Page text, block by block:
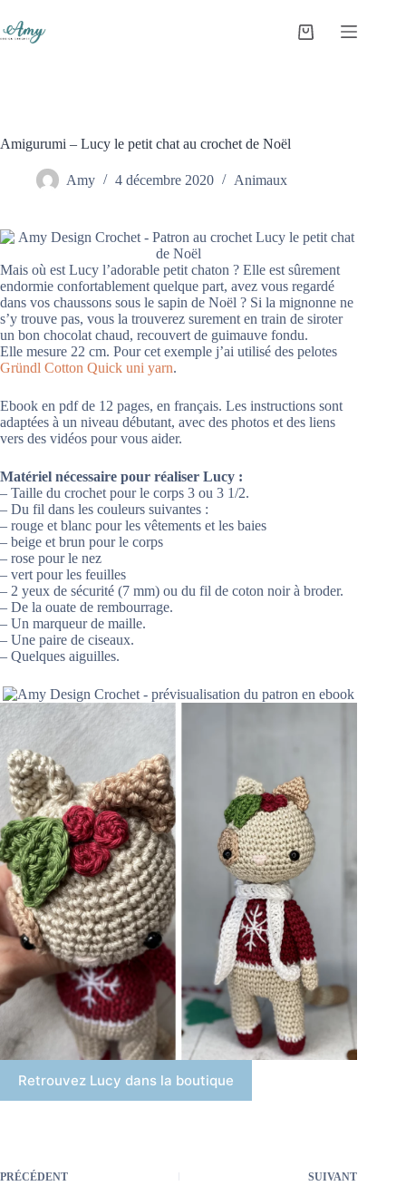
Amigurumi – Lucy le petit chat au crochet de Noël
Amy 4 décembre 2020 Animaux
Mais où est Lucy l’adorable petit chaton ? Elle est sûrement
endormie confortablement quelque part, avez vous regardé
dans vos chaussons sous le sapin de Noël ? Si la mignonne ne
s’y trouve pas, vous la trouverez surement en train de siroter
un bon chocolat chaud, recouvert de guimauve fondu.
Elle mesure 22 cm. Pour cet exemple j’ai utilisé des pelotes
Gründl Cotton Quick uni yarn.
Ebook en pdf de 12 pages, en français. Les instructions sont
adaptées à un niveau débutant, avec des photos et des liens
vers des vidéos pour vous aider.
Matériel nécessaire pour réaliser Lucy :
– Taille du crochet pour le corps 3 ou 3 1/2.
– Du fil dans les couleurs suivantes :
– rouge et blanc pour les vêtements et les baies
– beige et brun pour le corps
– rose pour le nez
– vert pour les feuilles
– 2 yeux de sécurité (7 mm) ou du fil de coton noir à broder.
– De la ouate de rembourrage.
– Un marqueur de maille.
– Une paire de ciseaux.
– Quelques aiguilles.
Retrouvez Lucy dans la boutique
PRÉCÉDENT SUIVANT